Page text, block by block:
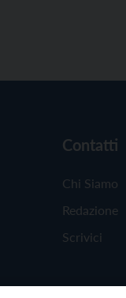
Contatti
Chi Siamo
Redazione
Scrivici